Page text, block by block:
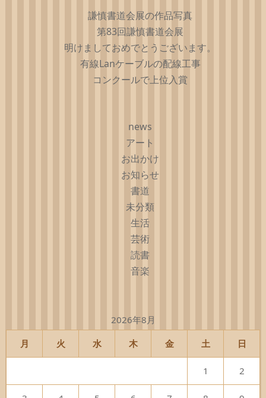
謙慎書道会展の作品写真
第83回謙慎書道会展
明けましておめでとうございます。
有線Lanケーブルの配線工事
コンクールで上位入賞
news
アート
お出かけ
お知らせ
書道
未分類
生活
芸術
読書
音楽
2026年8月
月 火 水 木 金 土 日
1 2